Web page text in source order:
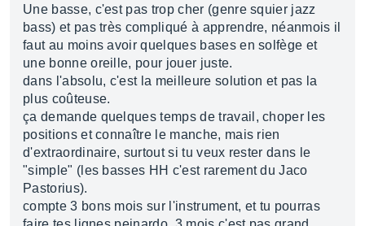
Une basse, c'est pas trop cher (genre squier jazz
bass) et pas très compliqué à apprendre, néanmois il
faut au moins avoir quelques bases en solfège et
une bonne oreille, pour jouer juste.
dans l'absolu, c'est la meilleure solution et pas la
plus coûteuse.
ça demande quelques temps de travail, choper les
positions et connaître le manche, mais rien
d'extraordinaire, surtout si tu veux rester dans le
"simple" (les basses HH c'est rarement du Jaco
Pastorius).
compte 3 bons mois sur l'instrument, et tu pourras